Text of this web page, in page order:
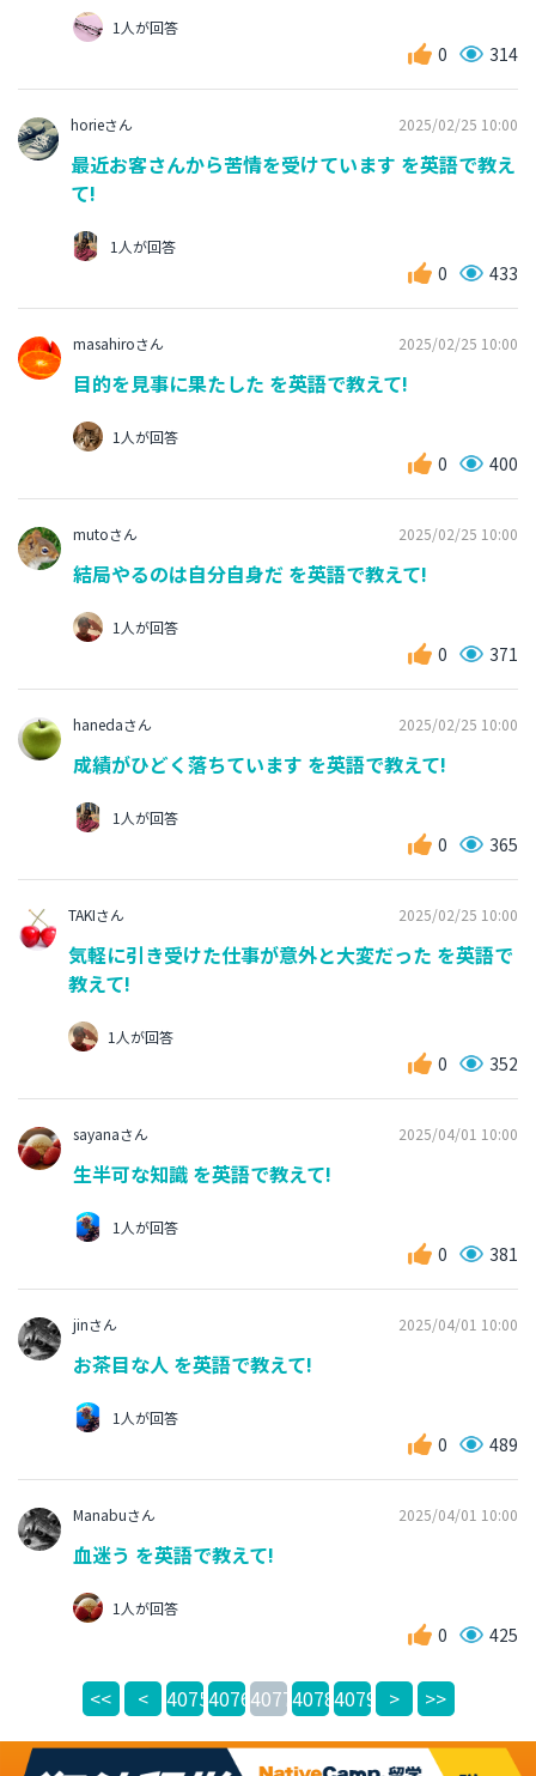
1人が回答
0 314
horieさん 2025/02/25 10:00
最近お客さんから苦情を受けています を英語で教え
て!
1人が回答
0 433
masahiroさん 2025/02/25 10:00
目的を見事に果たした を英語で教えて!
1人が回答
0 400
mutoさん 2025/02/25 10:00
結局やるのは自分自身だ を英語で教えて!
1人が回答
0 371
hanedaさん 2025/02/25 10:00
成績がひどく落ちています を英語で教えて!
1人が回答
0 365
TAKIさん 2025/02/25 10:00
気軽に引き受けた仕事が意外と大変だった を英語で
教えて!
1人が回答
0 352
sayanaさん 2025/04/01 10:00
生半可な知識 を英語で教えて!
1人が回答
0 381
jinさん 2025/04/01 10:00
お茶目な人 を英語で教えて!
1人が回答
0 489
Manabuさん 2025/04/01 10:00
血迷う を英語で教えて!
1人が回答
0 425
<< < 40754076 407740784079 > >>